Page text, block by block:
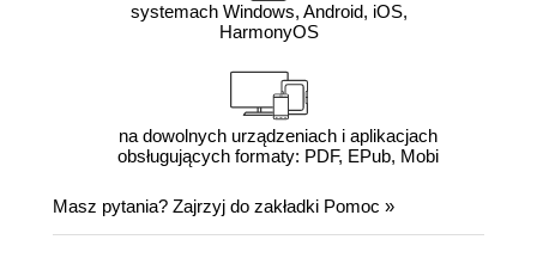
systemach Windows, Android, iOS,
HarmonyOS
na dowolnych urządzeniach i aplikacjach
obsługujących formaty: PDF, EPub, Mobi
Masz pytania? Zajrzyj do zakładki Pomoc »